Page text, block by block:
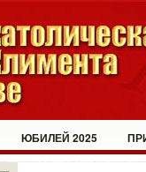
ЮБИЛЕЙ 2025